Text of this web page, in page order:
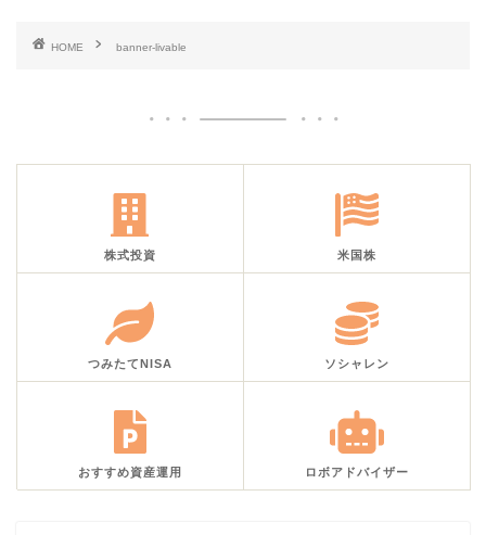
HOME banner-livable
株式投資 米国株
つみたてNISA ソシャレン
おすすめ資産運用 ロボアドバイザー